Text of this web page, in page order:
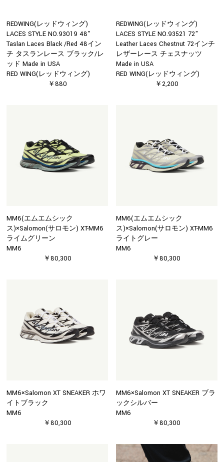
REDWING(レッドウィング)
LACES STYLE NO.93019 48"
Taslan Laces Black /Red 48イン
チ タスランレース ブラック/レ
ッド Made in USA
RED WING(レッドウィング)
￥880
REDWING(レッドウィング)
LACES STYLE NO.93521 72"
Leather Laces Chestnut 72インチ
レザーレース チェスナッツ
Made in USA
RED WING(レッドウィング)
￥2,200
MM6(エムエムシック
ス)×Salomon(サロモン) XT-MM6
ライムグリーン
MM6
￥80,300
MM6(エムエムシック
ス)×Salomon(サロモン) XT-MM6
ライトグレー
MM6
￥80,300
MM6×Salomon XT SNEAKER ホワ
イトブラック
MM6
￥80,300
MM6×Salomon XT SNEAKER ブラ
ックシルバー
MM6
￥80,300